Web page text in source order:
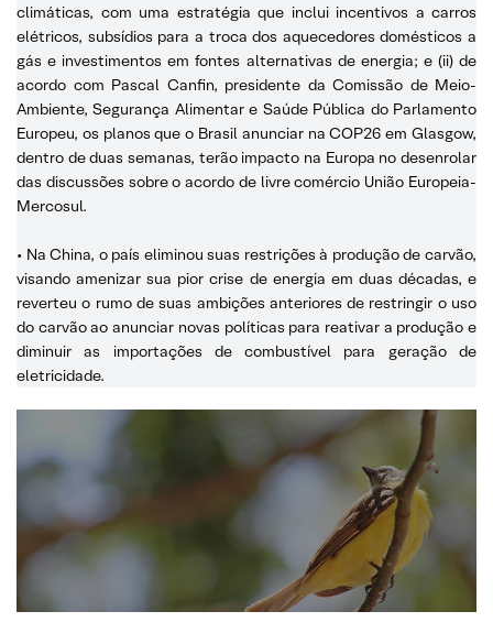
climáticas, com uma estratégia que inclui incentivos a carros
elétricos, subsídios para a troca dos aquecedores domésticos a
gás e investimentos em fontes alternativas de energia; e (ii) de
acordo com Pascal Canfin, presidente da Comissão de Meio-
Ambiente, Segurança Alimentar e Saúde Pública do Parlamento
Europeu, os planos que o Brasil anunciar na COP26 em Glasgow,
dentro de duas semanas, terão impacto na Europa no desenrolar
das discussões sobre o acordo de livre comércio União Europeia-
Mercosul.
• Na China, o país eliminou suas restrições à produção de carvão,
visando amenizar sua pior crise de energia em duas décadas, e
reverteu o rumo de suas ambições anteriores de restringir o uso
do carvão ao anunciar novas políticas para reativar a produção e
diminuir as importações de combustível para geração de
eletricidade.